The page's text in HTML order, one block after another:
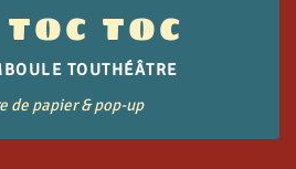
TOC
TOUTHÉÂTRE
de papier & pop-up